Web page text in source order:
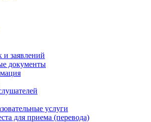
заявлений
документы
услуги
для приема (перевода)